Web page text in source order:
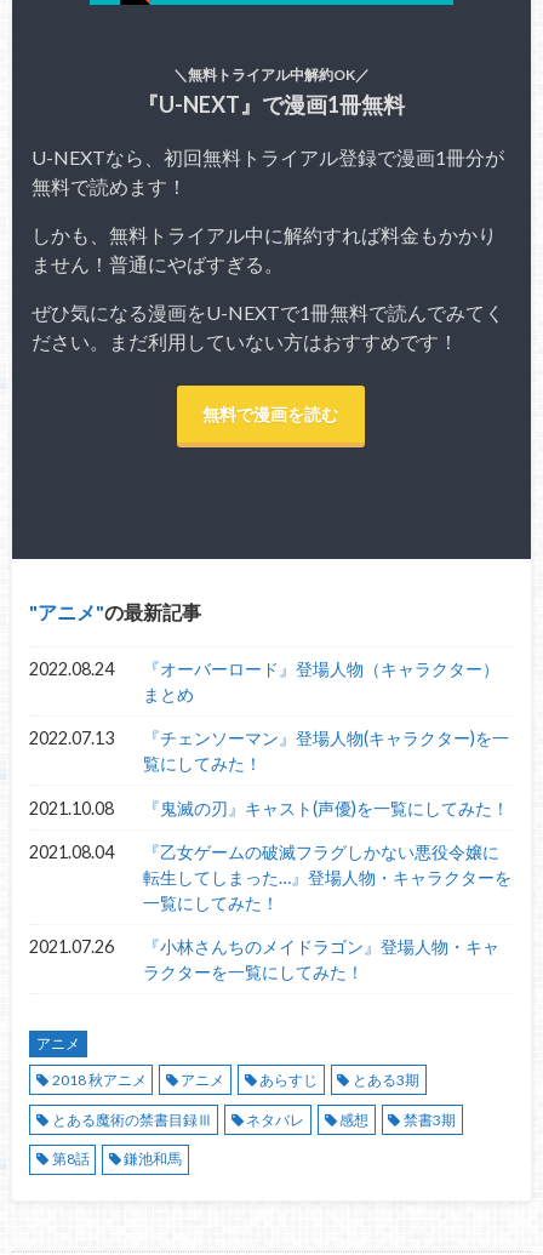
＼無料トライアル中解約OK／
『U-NEXT』で漫画1冊無料
U-NEXTなら、初回無料トライアル登録で漫画1冊分が
無料で読めます！
しかも、無料トライアル中に解約すれば料金もかかり
ません！普通にやばすぎる。
ぜひ気になる漫画をU-NEXTで1冊無料で読んでみてく
ださい。まだ利用していない方はおすすめです！
無料で漫画を読む
アニメ の最新記事
2022.08.24
『オーバーロード』登場人物（キャラクター）
まとめ
2022.07.13
『チェンソーマン』登場人物(キャラクター)を一
覧にしてみた！
2021.10.08 『鬼滅の刃』キャスト(声優)を一覧にしてみた！
2021.08.04
『乙女ゲームの破滅フラグしかない悪役令嬢に
転生してしまった…』登場人物・キャラクターを
一覧にしてみた！
2021.07.26
『小林さんちのメイドラゴン』登場人物・キャ
ラクターを一覧にしてみた！
アニメ
2018 秋アニメ
アニメ あらすじ とある3期
とある魔術の禁書目録Ⅲ ネタバレ 感想 禁書3期
第8話 鎌池和馬